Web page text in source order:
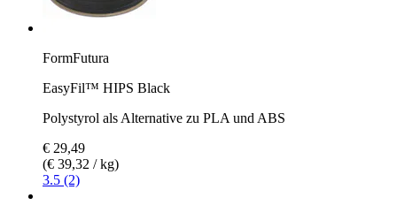
FormFutura
EasyFil™ HIPS Black
Polystyrol als Alternative zu PLA und ABS
€ 29,49
(€ 39,32 / kg)
3.5 (2)